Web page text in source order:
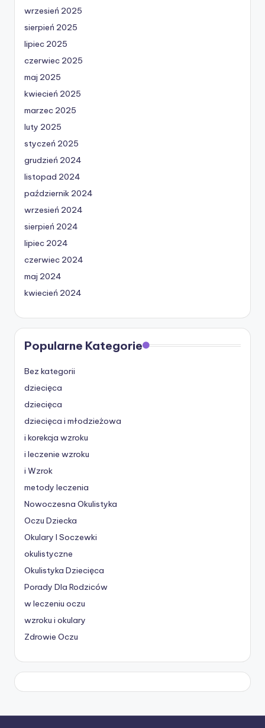
wrzesień 2025
sierpień 2025
lipiec 2025
czerwiec 2025
maj 2025
kwiecień 2025
marzec 2025
luty 2025
styczeń 2025
grudzień 2024
listopad 2024
październik 2024
wrzesień 2024
sierpień 2024
lipiec 2024
czerwiec 2024
maj 2024
kwiecień 2024
Popularne Kategorie
Bez kategorii
dziecięca
dziecięca
dziecięca i młodzieżowa
i korekcja wzroku
i leczenie wzroku
i Wzrok
metody leczenia
Nowoczesna Okulistyka
Oczu Dziecka
Okulary I Soczewki
okulistyczne
Okulistyka Dziecięca
Porady Dla Rodziców
w leczeniu oczu
wzroku i okulary
Zdrowie Oczu